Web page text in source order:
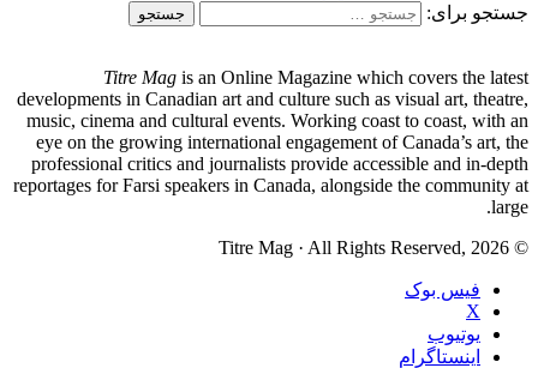
جستجو برای:
Titre Mag is an Online Magazine which covers the latest
developments in Canadian art and culture such as visual art, theatre,
music, cinema and cultural events. Working coast to coast, with an
eye on the growing international engagement of Canada’s art, the
professional critics and journalists provide accessible and in-depth
reportages for Farsi speakers in Canada, alongside the community at
large.
© Titre Mag · All Rights Reserved, 2026
فیس بوک
X
یوتیوب
اینستاگرام